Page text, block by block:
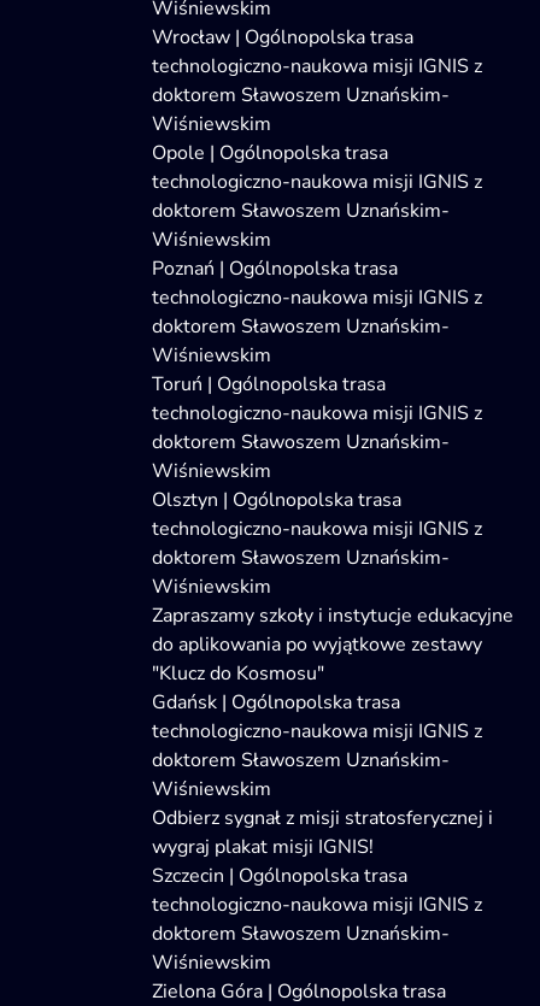
Wiśniewskim
Wrocław | Ogólnopolska trasa
technologiczno-naukowa misji IGNIS z
doktorem Sławoszem Uznańskim-
Wiśniewskim
Opole | Ogólnopolska trasa
technologiczno-naukowa misji IGNIS z
doktorem Sławoszem Uznańskim-
Wiśniewskim
Poznań | Ogólnopolska trasa
technologiczno-naukowa misji IGNIS z
doktorem Sławoszem Uznańskim-
Wiśniewskim
Toruń | Ogólnopolska trasa
technologiczno-naukowa misji IGNIS z
doktorem Sławoszem Uznańskim-
Wiśniewskim
Olsztyn | Ogólnopolska trasa
technologiczno-naukowa misji IGNIS z
doktorem Sławoszem Uznańskim-
Wiśniewskim
Zapraszamy szkoły i instytucje edukacyjne
do aplikowania po wyjątkowe zestawy
"Klucz do Kosmosu"
Gdańsk | Ogólnopolska trasa
technologiczno-naukowa misji IGNIS z
doktorem Sławoszem Uznańskim-
Wiśniewskim
Odbierz sygnał z misji stratosferycznej i
wygraj plakat misji IGNIS!
Szczecin | Ogólnopolska trasa
technologiczno-naukowa misji IGNIS z
doktorem Sławoszem Uznańskim-
Wiśniewskim
Zielona Góra | Ogólnopolska trasa